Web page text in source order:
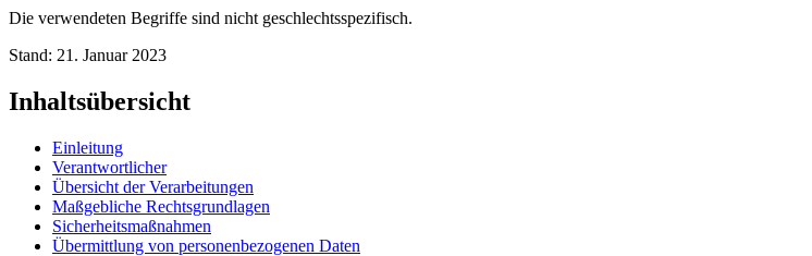
Die verwendeten Begriffe sind nicht geschlechtsspezifisch.
Stand: 21. Januar 2023
Inhaltsübersicht
Einleitung
Verantwortlicher
Übersicht der Verarbeitungen
Maßgebliche Rechtsgrundlagen
Sicherheitsmaßnahmen
Übermittlung von personenbezogenen Daten